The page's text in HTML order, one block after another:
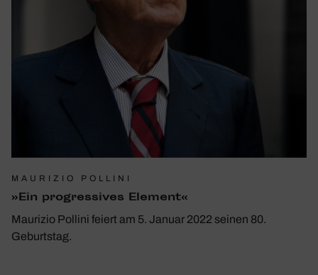
MAURIZIO POLLINI
»Ein progres­sives Element«
Maurizio Pollini feiert am 5. Januar 2022 seinen 80.
Geburtstag.